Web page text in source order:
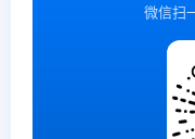
微信扫